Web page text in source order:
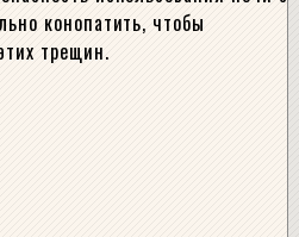
конопатить, чтобы
трещин.